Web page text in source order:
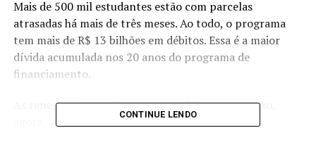
Mais de 500 mil estudantes estão com parcelas
atrasadas há mais de três meses. Ao todo, o programa
tem mais de R$ 13 bilhões em débitos. Essa é a maior
dívida acumulada nos 20 anos do programa de
financiamento.
As renegociações até então eram feitas caso a caso,
agora, as regras valem para todos que fecharam
CONTINUE LENDO